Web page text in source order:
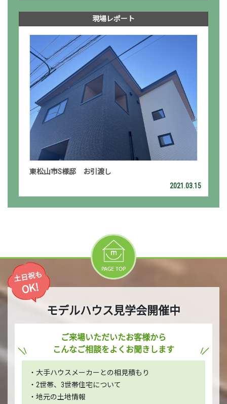
現場レポート
東松山市S様邸 お引渡し
2021.03.15
PAGE TOP
土日祝も
OK!
モデルハウス見学会開催中
ご来場いただいたお客様から
こんなご相談をよくお聞きします
・大手ハウスメーカーとの相見積もり
・2世帯、3世帯住宅について
・地元の土地情報